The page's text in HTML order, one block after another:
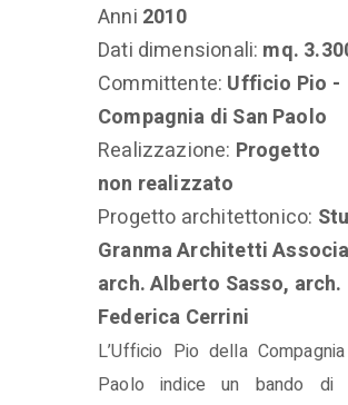
Anni 2010
Dati dimensionali: mq.
Committente: Ufficio Pio -
Compagnia di San Paolo
Realizzazione: Progetto
non realizzato
Progetto architettonico:
Granma Architetti
arch. Alberto Sasso, arch.
Federica Cerrini
L’Ufficio Pio della
Paolo indice un bando di